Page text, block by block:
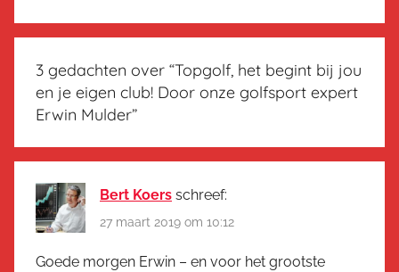
3 gedachten over “Topgolf, het begint bij jou
en je eigen club! Door onze golfsport expert
Erwin Mulder”
Bert Koers schreef:
27 maart 2019 om 10:12
Goede morgen Erwin – en voor het grootste